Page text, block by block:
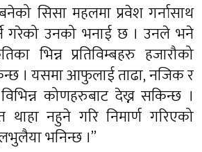
सिसा महलमा प्रवेश गर्नासाथ
गरेको उनको भनाई छ । उनले भने
भिन्न प्रतिविम्बहरु हजारौको
। यसमा आफुलाई ताढा, नजिक र
कोणहरुबाट देख्न सकिन्छ ।
नहुने गरि निमार्ण गरिएको
भनिन्छ ।”